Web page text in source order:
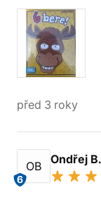
před 3 roky
OB
6
Ondřej B.